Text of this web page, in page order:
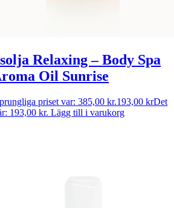
Relaxing – Body Spa
Oil Sunrise
priset var: 385,00 kr.193,00 krDet
193,00 kr. Lägg till i varukorg